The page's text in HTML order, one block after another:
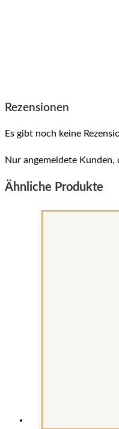
Rezensionen
Es gibt noch keine
Nur angemeldete Kunden,
Ähnliche Produkte